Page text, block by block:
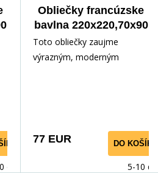
dnů
Obliečky francúzske
bavlna 220x220,70x90
Belisima
Toto obliečky zaujme
výrazným, moderným
štruktúrovaný, maliarsky
vzhľad, pripomínajúci ťahy
štetcom alebo akvarelový
77 EUR DO KOŠÍKA
5-10 dnů